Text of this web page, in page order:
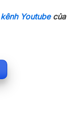
kênh Youtubecủa